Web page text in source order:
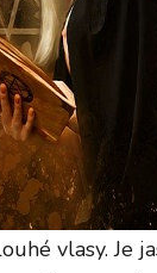
vlasy. Je